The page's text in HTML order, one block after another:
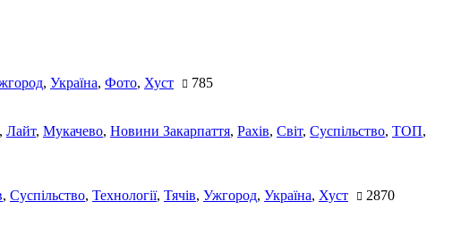
, Україна, Фото, Хуст 785
, Лайт, Мукачево, Новини Закарпаття, Рахів, Світ, Суспільство, ТОП,
, Суспільство, Технології, Тячів, Ужгород, Україна, Хуст 2870